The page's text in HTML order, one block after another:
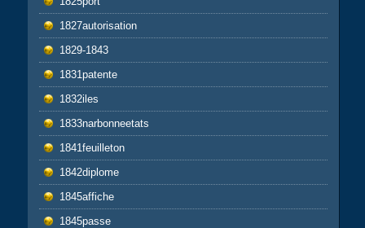
1827autorisation
1829-1843
1831patente
1832iles
1833narbonneetats
1841feuilleton
1842diplome
1845affiche
1845passe